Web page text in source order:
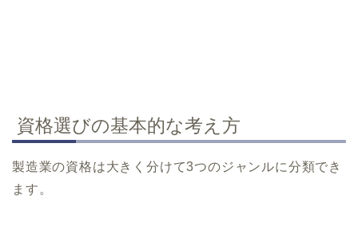
資格選びの基本的な考え方
製造業の資格は大きく分けて3つのジャンルに分類でき
ます。